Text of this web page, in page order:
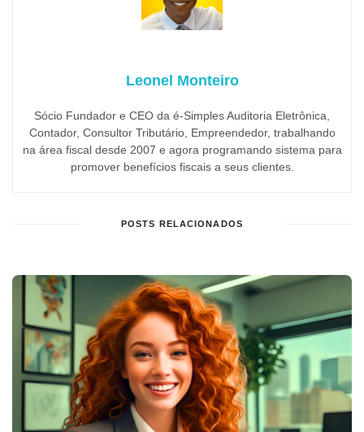
Leonel Monteiro
Sócio Fundador e CEO da é-Simples Auditoria Eletrônica,
Contador, Consultor Tributário, Empreendedor, trabalhando
na área fiscal desde 2007 e agora programando sistema para
promover benefícios fiscais a seus clientes.
POSTS RELACIONADOS